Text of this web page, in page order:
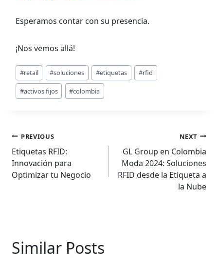
Esperamos contar con su presencia.
¡Nos vemos allá!
Post
Tags:
#retail #soluciones #etiquetas #rfid
#activos fijos #colombia
Navegación
de
entradas
PREVIOUS
Etiquetas RFID:
Innovación para
Optimizar tu Negocio
NEXT
GL Group en Colombia
Moda 2024: Soluciones
RFID desde la Etiqueta a
la Nube
Similar Posts